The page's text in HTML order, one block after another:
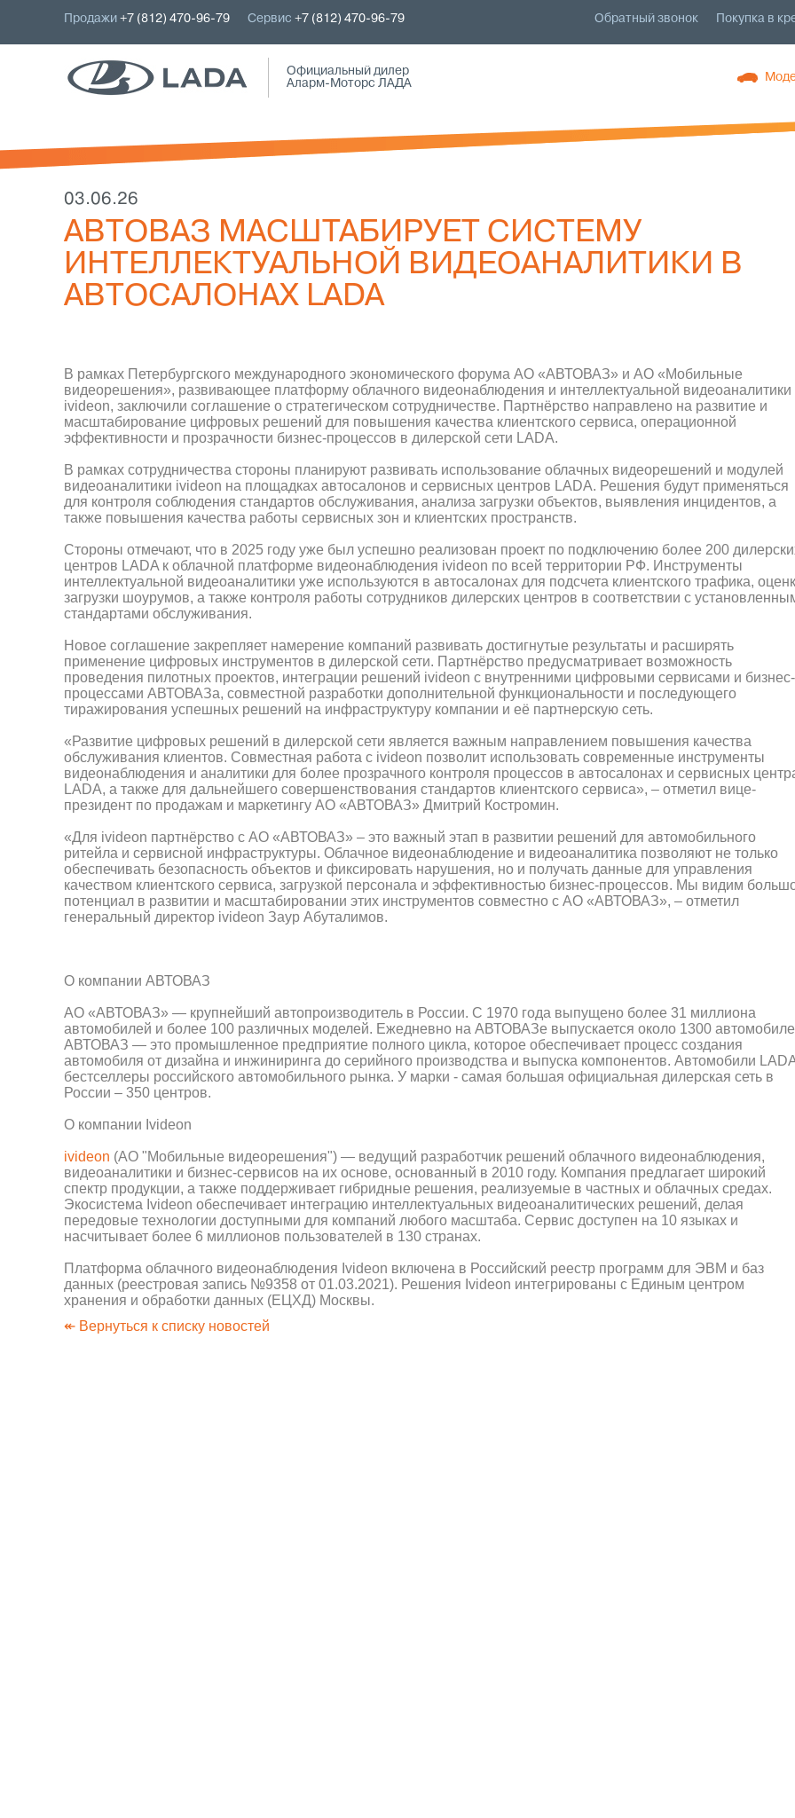
Покупка в
Обратный звонок
Продажи +7 (812) 470-96-79 Сервис +7 (812) 470-96-79
Официальный дилер
Аларм-Моторс ЛАДА
03.06.26
АВТОВАЗ МАСШТАБИРУЕТ СИСТЕМУ
ИНТЕЛЛЕКТУАЛЬНОЙ ВИДЕОАНАЛИТИКИ В
АВТОСАЛОНАХ LADA
В рамках Петербургского международного экономического форума АО «АВТОВАЗ» и АО «Мобильные
видеорешения», развивающее платформу облачного видеонаблюдения и интеллектуальной видеоаналитики
ivideon, заключили соглашение о стратегическом сотрудничестве. Партнёрство направлено на развитие и
масштабирование цифровых решений для повышения качества клиентского сервиса, операционной
эффективности и прозрачности бизнес-процессов в дилерской сети LADA.
В рамках сотрудничества стороны планируют развивать использование облачных видеорешений и модулей
видеоаналитики ivideon на площадках автосалонов и сервисных центров LADA. Решения будут применяться
для контроля соблюдения стандартов обслуживания, анализа загрузки объектов, выявления инцидентов, а
также повышения качества работы сервисных зон и клиентских пространств.
Стороны отмечают, что в 2025 году уже был успешно реализован проект по подключению более 200
центров LADA к облачной платформе видеонаблюдения ivideon по всей территории РФ. Инструменты
интеллектуальной видеоаналитики уже используются в автосалонах для подсчета клиентского трафика,
загрузки шоурумов, а также контроля работы сотрудников дилерских центров в соответствии с
стандартами обслуживания.
Новое соглашение закрепляет намерение компаний развивать достигнутые результаты и расширять
применение цифровых инструментов в дилерской сети. Партнёрство предусматривает возможность
проведения пилотных проектов, интеграции решений ivideon с внутренними цифровыми сервисами и бизнес-
процессами АВТОВАЗа, совместной разработки дополнительной функциональности и последующего
тиражирования успешных решений на инфраструктуру компании и её партнерскую сеть.
«Развитие цифровых решений в дилерской сети является важным направлением повышения качества
обслуживания клиентов. Совместная работа с ivideon позволит использовать современные инструменты
видеонаблюдения и аналитики для более прозрачного контроля процессов в автосалонах и сервисных
LADA, а также для дальнейшего совершенствования стандартов клиентского сервиса», – отметил вице-
президент по продажам и маркетингу АО «АВТОВАЗ» Дмитрий Костромин.
«Для ivideon партнёрство с АО «АВТОВАЗ» – это важный этап в развитии решений для автомобильного
ритейла и сервисной инфраструктуры. Облачное видеонаблюдение и видеоаналитика позволяют не только
обеспечивать безопасность объектов и фиксировать нарушения, но и получать данные для управления
качеством клиентского сервиса, загрузкой персонала и эффективностью бизнес-процессов. Мы видим
потенциал в развитии и масштабировании этих инструментов совместно с АО «АВТОВАЗ», – отметил
генеральный директор ivideon Заур Абуталимов.
О компании АВТОВАЗ
АО «АВТОВАЗ» — крупнейший автопроизводитель в России. С 1970 года выпущено более 31 миллиона
автомобилей и более 100 различных моделей. Ежедневно на АВТОВАЗе выпускается около 1300
АВТОВАЗ — это промышленное предприятие полного цикла, которое обеспечивает процесс создания
автомобиля от дизайна и инжиниринга до серийного производства и выпуска компонентов. Автомобили
бестселлеры российского автомобильного рынка. У марки - самая большая официальная дилерская сеть в
России – 350 центров.
О компании Ivideon
ivideon (АО "Мобильные видеорешения") — ведущий разработчик решений облачного видеонаблюдения,
видеоаналитики и бизнес-сервисов на их основе, основанный в 2010 году. Компания предлагает широкий
спектр продукции, а также поддерживает гибридные решения, реализуемые в частных и облачных средах.
Экосистема Ivideon обеспечивает интеграцию интеллектуальных видеоаналитических решений, делая
передовые технологии доступными для компаний любого масштаба. Сервис доступен на 10 языках и
насчитывает более 6 миллионов пользователей в 130 странах.
Платформа облачного видеонаблюдения Ivideon включена в Российский реестр программ для ЭВМ и баз
данных (реестровая запись №9358 от 01.03.2021). Решения Ivideon интегрированы с Единым центром
хранения и обработки данных (ЕЦХД) Москвы.
↞ Вернуться к списку новостей